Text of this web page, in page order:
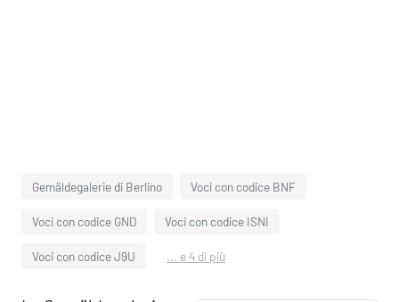
Gemäldegalerie di Berlino Voci con codice BNF
Voci con codice GND Voci con codice ISNI
Voci con codice J9U ... e 4 di più